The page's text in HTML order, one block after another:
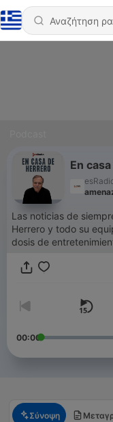
En
Las noticias de
Herrero y todo su
dosis de
00:00
Σύνοψη